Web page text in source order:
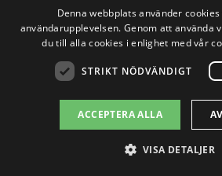
Att hålla avloppssystemet
fungerande är avgörande
Om du bor i Holsbybrunn
hjälp med
många alternativ för dig
Här kan du enkelt hitta
Denna webbplats använder
användarupplevelsen. Genom att använda
du till alla cookies i enlighet med vår
STRIKT NÖDVÄNDIGT
ACCEPTERA ALLA
VISA DETALJER